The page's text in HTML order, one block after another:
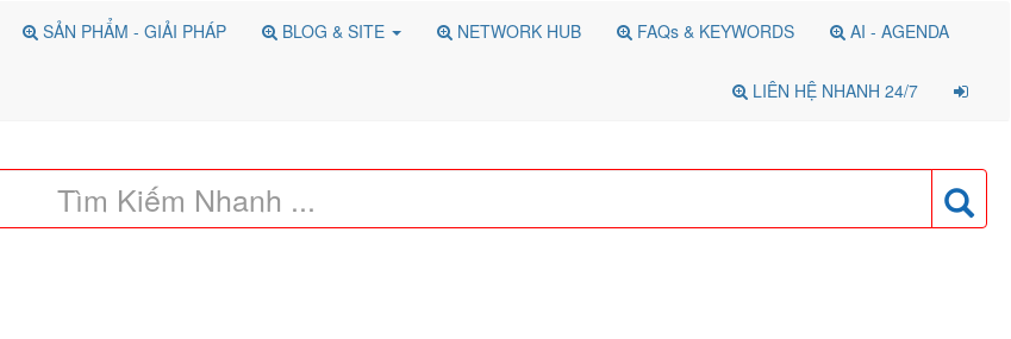
SẢN PHẨM - GIẢI PHÁP BLOG & SITE NETWORK HUB FAQs & KEYWORDS AI - AGENDA
LIÊN HỆ NHANH 24/7